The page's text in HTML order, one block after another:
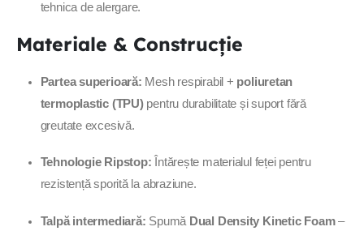
tehnica de alergare.
Materiale & Construcție
Partea superioară: Mesh respirabil + poliuretan
termoplastic (TPU)pentru durabilitate și suport fără
greutate excesivă.
Tehnologie Ripstop: Întărește materialul feței pentru
rezistență sporită la abraziune.
Talpă intermediară: Spumă Dual Density Kinetic Foam–